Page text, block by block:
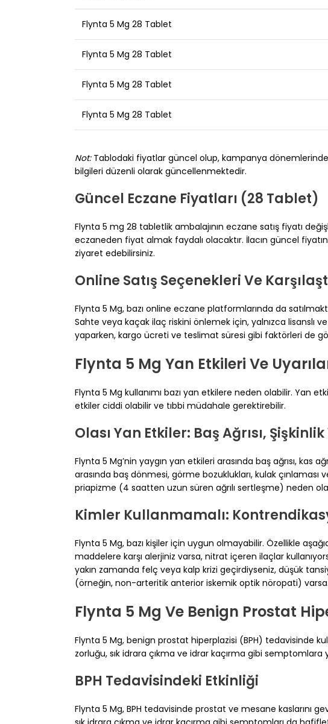
Flynta 5 Mg 28 Tablet
Flynta 5 Mg 28 Tablet
Flynta 5 Mg 28 Tablet
Flynta 5 Mg 28 Tablet
Not:Tablodaki fiyatlar güncel olup, kampanya
bilgileri düzenli olarak güncellenmektedir.
Güncel Eczane Fiyatları (28 Tablet)
Flynta 5 mg 28 tabletlik ambalajının eczane satış fiyatı
eczaneden fiyat almak faydalı olacaktır. İlacın güncel
ziyaret edebilirsiniz.
Online Satış Seçenekleri Ve
Flynta 5 Mg, bazı online eczane platformlarında da
Sahte veya kaçak ilaç riskini önlemek için, yalnızca lisanslı
yaparken, kargo ücreti ve teslimat süresi gibi faktörleri de
Flynta 5 Mg Yan Etkileri Ve
Flynta 5 Mg kullanımı bazı yan etkilere neden olabilir. Yan
etkiler ciddi olabilir ve tıbbi müdahale gerektirebilir.
Olası Yan Etkiler: Baş Ağrısı,
Flynta 5 Mg’nin yaygın yan etkileri arasında baş ağrısı, kas
arasında baş dönmesi, görme bozuklukları, kulak
priapizme (4 saatten uzun süren ağrılı sertleşme) neden
Kimler Kullanmamalı:
Flynta 5 Mg, bazı kişiler için uygun olmayabilir. Özellikle
maddelere karşı alerjiniz varsa, nitrat içeren ilaçlar
yakın zamanda felç veya kalp krizi geçirdiyseniz, düşük
(örneğin, non-arteritik anterior iskemik optik nöropati) varsa.
Flynta 5 Mg Ve Benign Prostat
Flynta 5 Mg, benign prostat hiperplazisi (BPH) tedavisinde
zorluğu, sık idrara çıkma ve idrar kaçırma gibi semptomlara
BPH Tedavisindeki Etkinliği
Flynta 5 Mg, BPH tedavisinde prostat ve mesane kaslarını